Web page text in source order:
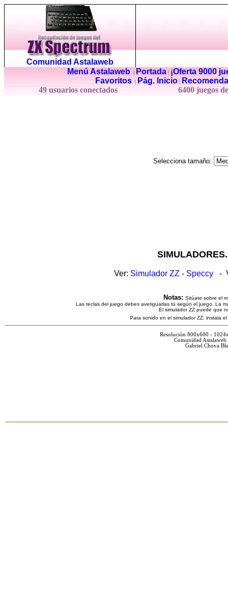
Comunidad Astalaweb
Menú Astalaweb| Portada|
¡Oferta 9000
Favoritos
Pág. Inicio
49 usuarios conectados
6400 juegos
Selecciona tamaño:
Ver: Simulador ZZ - Speccy -
Notas: Sitúate sobre el
Las teclas del juego debes averiguarlas tú según el juego. La
El simulador ZZ puede que
Para sonido en el simulador ZZ, instala
Resolución 800x600 -
Comunidad
Gabriel Chova